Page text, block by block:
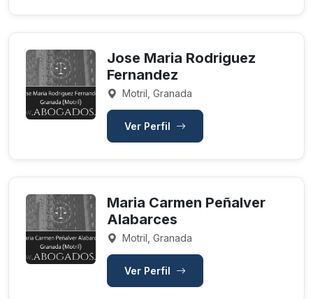
Jose Maria Rodriguez
Fernandez
Motril, Granada
Ver Perfil
Maria Carmen Peñalver
Alabarces
Motril, Granada
Ver Perfil